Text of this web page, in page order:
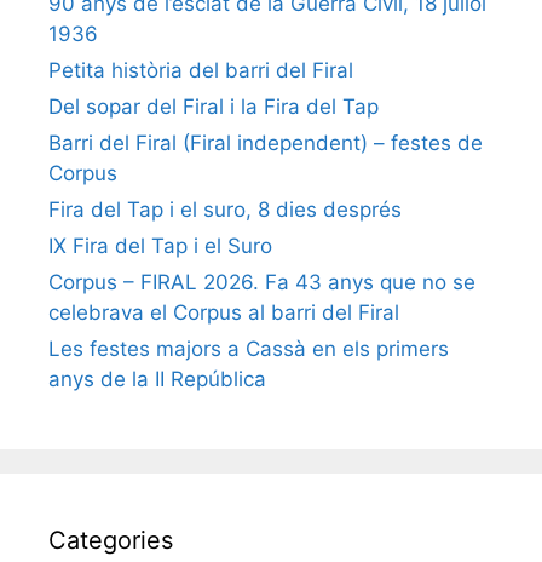
1936
Petita història del barri del Firal
Del sopar del Firal i la Fira del Tap
Barri del Firal (Firal independent) – festes de
Corpus
Fira del Tap i el suro, 8 dies després
IX Fira del Tap i el Suro
Corpus – FIRAL 2026. Fa 43 anys que no se
celebrava el Corpus al barri del Firal
Les festes majors a Cassà en els primers
anys de la II República
Categories